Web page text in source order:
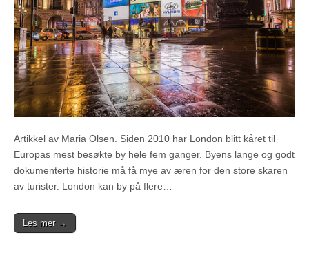
Artikkel av Maria Olsen. Siden 2010 har London blitt kåret til
Europas mest besøkte by hele fem ganger. Byens lange og godt
dokumenterte historie må få mye av æren for den store skaren
av turister. London kan by på flere…
Les mer →